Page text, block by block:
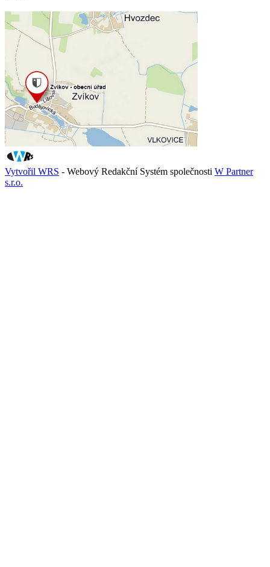
Vytvořil WRS - Webový Redakční Systém společnosti W Partner
s.r.o.